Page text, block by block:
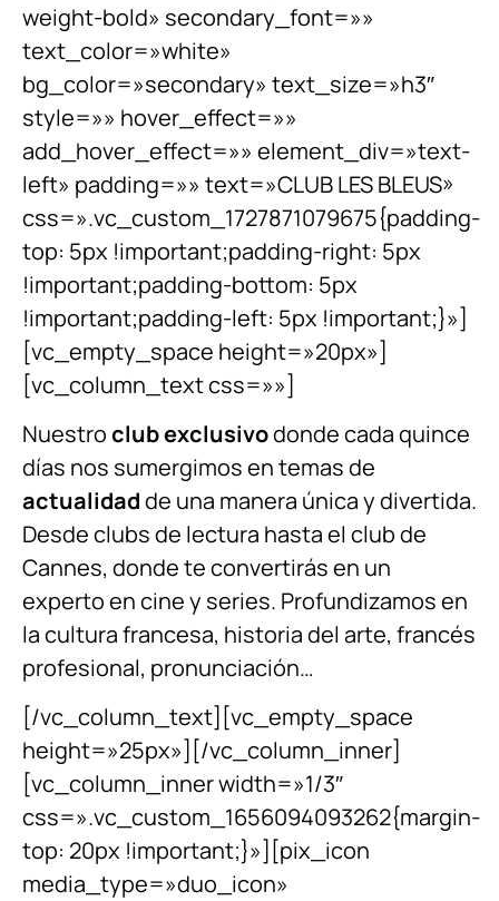
weight-bold» secondary_font=»»
text_color=»white»
bg_color=»secondary» text_size=»h3″
style=»» hover_effect=»»
add_hover_effect=»» element_div=»text-
left» padding=»» text=»CLUB LES BLEUS»
css=».vc_custom_1727871079675{padding-
top: 5px !important;padding-right: 5px
!important;padding-bottom: 5px
!important;padding-left: 5px !important;}»]
[vc_empty_space height=»20px»]
[vc_column_text css=»»]
Nuestroclub exclusivodonde cada quince
días nos sumergimos en temas de
actualidadde una manera única y divertida.
Desde clubs de lectura hasta el club de
Cannes, donde te convertirás en un
experto en cine y series. Profundizamos en
la cultura francesa, historia del arte, francés
profesional, pronunciación…
[/vc_column_text][vc_empty_space
height=»25px»][/vc_column_inner]
[vc_column_inner width=»1/3″
css=».vc_custom_1656094093262{margin-
top: 20px !important;}»][pix_icon
media_type=»duo_icon»